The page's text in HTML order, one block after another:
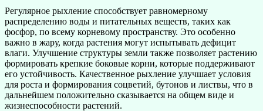
Регулярное рыхление способствует равномерному
распределению воды и питательных веществ, таких как
фосфор, по всему корневому пространству. Это особенно
важно в жару, когда растения могут испытывать дефицит
влаги. Улучшение структуры земли также позволяет растению
формировать крепкие боковые корни, которые поддерживают
его устойчивость. Качественное рыхление улучшает условия
для роста и формирования соцветий, бутонов и листвы, что в
дальнейшем положительно сказывается на общем виде и
жизнеспособности растений.